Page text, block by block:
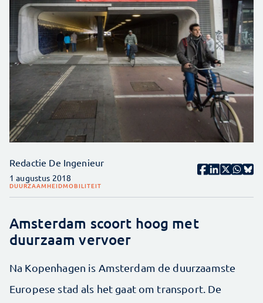
Redactie De Ingenieur
1 augustus 2018
DUURZAAMHEIDMOBILITEIT
Amsterdam scoort hoog met
duurzaam vervoer
Na Kopenhagen is Amsterdam de duurzaamste
Europese stad als het gaat om transport. De